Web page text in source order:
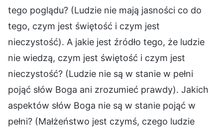
tego poglądu? (Ludzie nie mają jasności co do
tego, czym jest świętość i czym jest
nieczystość). A jakie jest źródło tego, że ludzie
nie wiedzą, czym jest świętość i czym jest
nieczystość? (Ludzie nie są w stanie w pełni
pojąć słów Boga ani zrozumieć prawdy). Jakich
aspektów słów Boga nie są w stanie pojąć w
pełni? (Małżeństwo jest czymś, czego ludzie